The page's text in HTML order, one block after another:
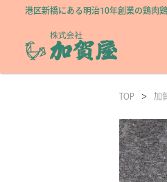
港区新橋にある明治10年創業の鶏肉
TOP > 加